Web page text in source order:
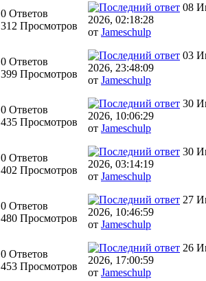
0 Ответов
312 Просмотров
08
2026, 02:18:28
от Jameschulp
0 Ответов
399 Просмотров
03
2026, 23:48:09
от Jameschulp
0 Ответов
435 Просмотров
30
2026, 10:06:29
от Jameschulp
0 Ответов
402 Просмотров
30
2026, 03:14:19
от Jameschulp
0 Ответов
480 Просмотров
27
2026, 10:46:59
от Jameschulp
0 Ответов
453 Просмотров
26
2026, 17:00:59
от Jameschulp